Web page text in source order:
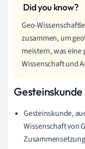
Geo-
zusammen, um
meistern, was eine
Wissenschaft und
Gesteinskunde,
Wissenschaft von